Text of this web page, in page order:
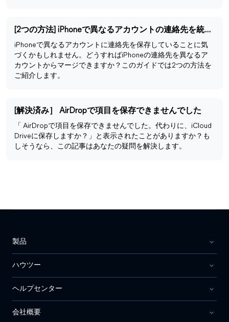
[2つの方法] iPhoneで異なるアカウントの連絡先を統合する
iPhoneで異なるアカウントに連絡先を保存していることに気
づくかもしれません。どうすればiPhoneの連絡先を異なるア
カウントからマージできますか？このガイドでは2つの方法を
ご紹介します。
[解決済み］ AirDropで項目を保存できませんでした
「 AirDropで項目を保存できませんでした。代わりに、iCloud
Driveに保存しますか？」と表示されたことがありますか？も
しそうなら、この記事はあなたの疑問を解決します。
製品
ハウツー
ヘルプセンター
会社概要